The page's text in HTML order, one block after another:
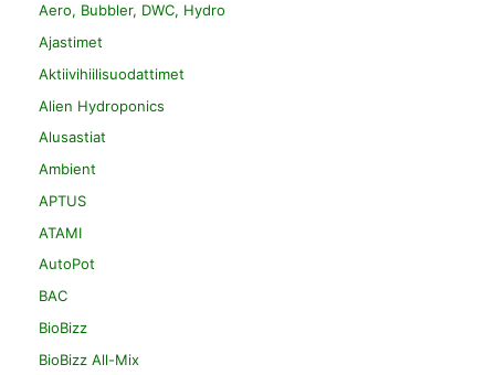
Aero, Bubbler, DWC, Hydro
Ajastimet
Aktiivihiilisuodattimet
Alien Hydroponics
Alusastiat
Ambient
APTUS
ATAMI
AutoPot
BAC
BioBizz
BioBizz All-Mix